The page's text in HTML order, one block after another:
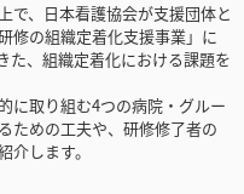
で、日本看護協会が支援団体と
修の組織定着化支援事業」に
た、組織定着化における課題を
に取り組む4つの病院・グルー
ための工夫や、研修修了者の
します。